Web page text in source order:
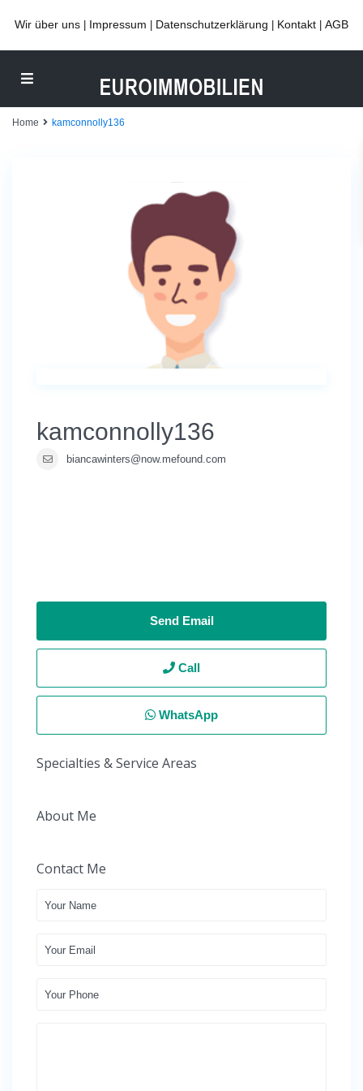
Wir über uns Impressum Datenschutzerklärung Kontakt AGB
Home kamconnolly136
kamconnolly136
biancawinters@now.mefound.com
Send Email
Call
WhatsApp
Specialties & Service Areas
About Me
Contact Me